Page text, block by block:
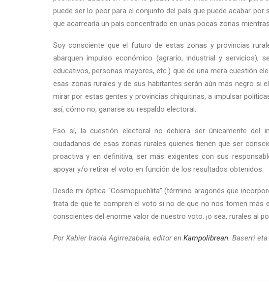
puede ser lo peor para el conjunto del país que puede acabar
que acarrearía un país concentrado en unas pocas zonas
Soy consciente que el futuro de estas zonas y provincias
abarquen impulso económico (agrario, industrial y servicios),
educativos, personas mayores, etc.) que de una mera cuestión
esas zonas rurales y de sus habitantes serán aún más negro si
mirar por estas gentes y provincias chiquitinas, a impulsar
así, cómo no, ganarse su respaldo electoral.
Eso sí, la cuestión electoral no debiera ser únicamente del
ciudadanos de esas zonas rurales quienes tienen que ser
proactiva y en definitiva, ser más exigentes con sus
apoyar y/o retirar el voto en función de los resultados obtenidos.
Desde mi óptica “Cosmopueblita” (término aragonés que
trata de que te compren el voto si no de que no nos tomen más
conscientes del enorme valor de nuestro voto. ¡o sea, rurales al
Por Xabier Iraola Agirrezabala, editor en Kampolibrean. Baserri